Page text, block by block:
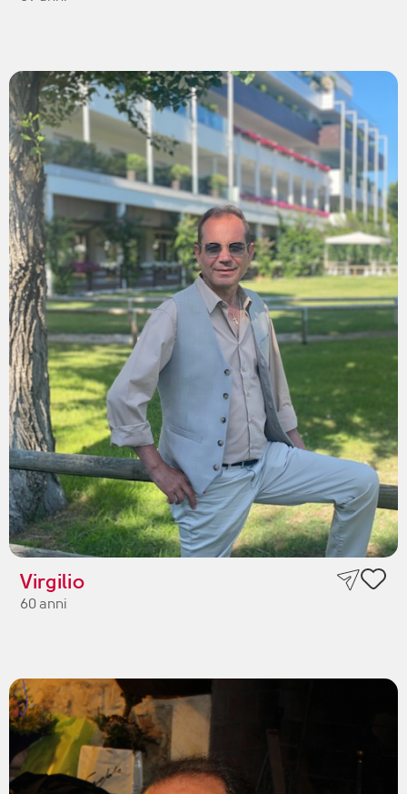
Virgilio
60 anni